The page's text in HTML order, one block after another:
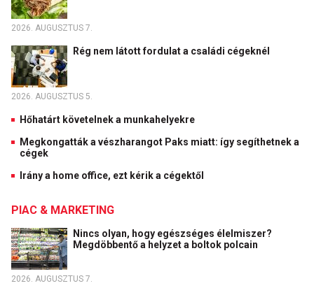
2026. AUGUSZTUS 7.
Rég nem látott fordulat a családi cégeknél
2026. AUGUSZTUS 5.
Hőhatárt követelnek a munkahelyekre
Megkongatták a vészharangot Paks miatt: így segíthetnek a
cégek
Irány a home office, ezt kérik a cégektől
PIAC & MARKETING
Nincs olyan, hogy egészséges élelmiszer?
Megdöbbentő a helyzet a boltok polcain
2026. AUGUSZTUS 7.